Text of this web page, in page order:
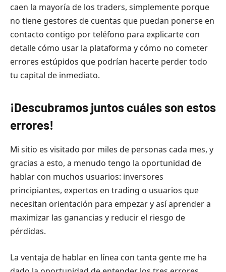
caen la mayoría de los traders, simplemente porque
no tiene gestores de cuentas que puedan ponerse en
contacto contigo por teléfono para explicarte con
detalle cómo usar la plataforma y cómo no cometer
errores estúpidos que podrían hacerte perder todo
tu capital de inmediato.
¡Descubramos juntos cuáles son estos
errores!
Mi sitio es visitado por miles de personas cada mes, y
gracias a esto, a menudo tengo la oportunidad de
hablar con muchos usuarios: inversores
principiantes, expertos en trading o usuarios que
necesitan orientación para empezar y así aprender a
maximizar las ganancias y reducir el riesgo de
pérdidas.
La ventaja de hablar en línea con tanta gente me ha